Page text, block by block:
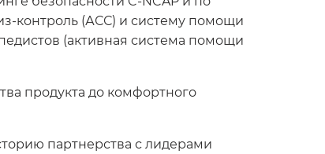
контроль (АСС) и систему помощи
(активная система помощи
продукта до комфортного
партнерства с лидерами